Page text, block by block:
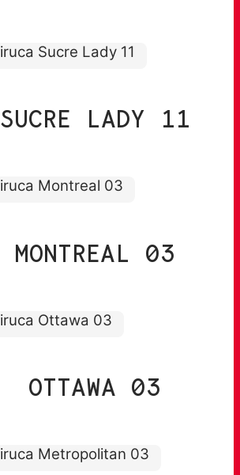
SUCRE LADY 11
MONTREAL 03
OTTAWA 03